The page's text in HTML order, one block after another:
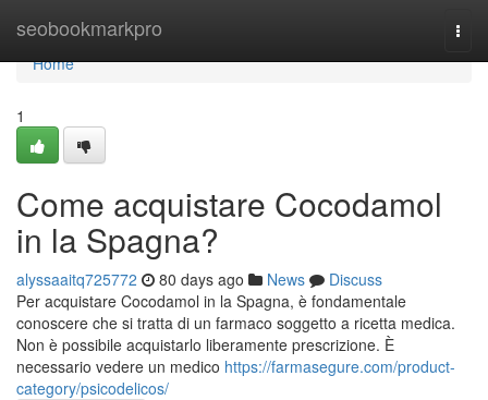
seobookmarkpro
Home
Home
1
Come acquistare Cocodamol
in la Spagna?
alyssaaitq725772 80 days ago News
Discuss
Per acquistare Cocodamol in la Spagna, è fondamentale
conoscere che si tratta di un farmaco soggetto a ricetta medica.
Non è possibile acquistarlo liberamente prescrizione. È
necessario vedere un medico https://farmasegure.com/product-
category/psicodelicos/